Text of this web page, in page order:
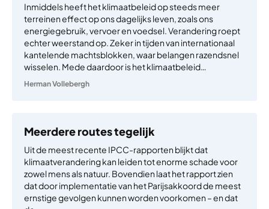
Inmiddels heeft het klimaatbeleid op steeds meer
terreinen effect op ons dagelijks leven, zoals ons
energiegebruik, vervoer en voedsel. Verandering roept
echter weerstand op. Zeker in tijden van internationaal
kantelende machtsblokken, waar belangen razendsnel
wisselen. Mede daardoor is het klimaatbeleid…
Herman Vollebergh
Meerdere routes tegelijk
Uit de meest recente IPCC-rapporten blijkt dat
klimaatverandering kan leiden tot enorme schade voor
zowel mens als natuur. Bovendien laat het rapport zien
dat door implementatie van het Parijsakkoord de meest
ernstige gevolgen kunnen worden voorkomen – en dat